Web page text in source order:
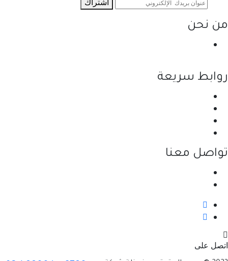
من نحن
روابط سريعة
تواصل معنا
اتصل على